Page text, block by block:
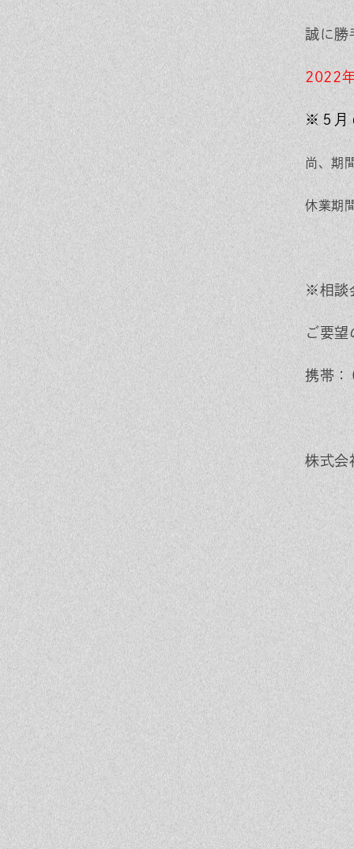
誠に勝
2022
※５月
尚、期
休業期
※相談
ご要
携帯：
株式